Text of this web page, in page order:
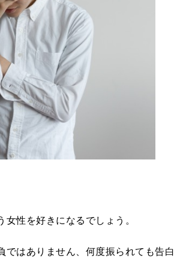
性を好きになるでしょう。
はありません、何度振られても告白